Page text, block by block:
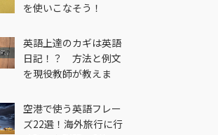
を使いこなそう！
英語上達のカギは英語
日記！？ 方法と例文
を現役教師が教えま
空港で使う英語フレー
ズ22選！海外旅行に行